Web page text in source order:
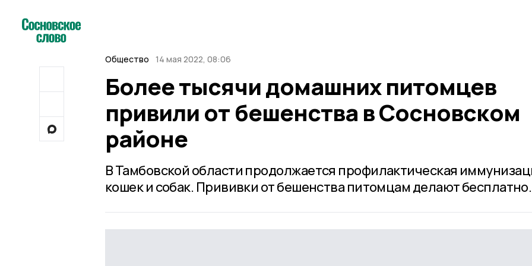
Общество 14 мая 2022, 08:06
Более тысячи домашних питомцев
привили от бешенства в Сосновском
районе
В Тамбовской области продолжается профилактическая
кошек и собак. Прививки от бешенства питомцам делают бесплатно.